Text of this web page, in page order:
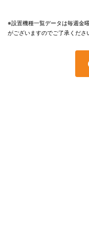
※設置機種一覧データは毎週金
がございますのでご了承くださ